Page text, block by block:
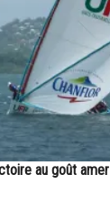
au goût amer